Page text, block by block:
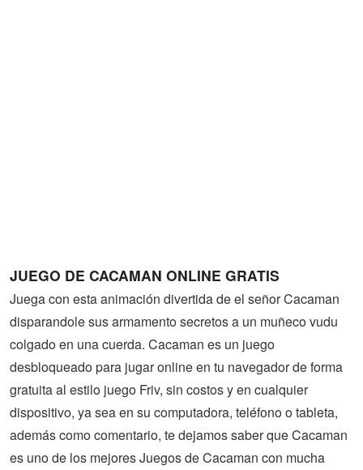
Animaciones
JUEGO DE CACAMAN ONLINE GRATIS
Juega con esta animación divertida de el señor Cacaman
disparandole sus armamento secretos a un muñeco vudu
colgado en una cuerda. Cacaman es un juego
desbloqueado para jugar online en tu navegador de forma
gratuita al estilo juego Friv, sin costos y en cualquier
dispositivo, ya sea en su computadora, teléfono o tableta,
además como comentario, te dejamos saber que Cacaman
es uno de los mejores Juegos de Cacaman con mucha